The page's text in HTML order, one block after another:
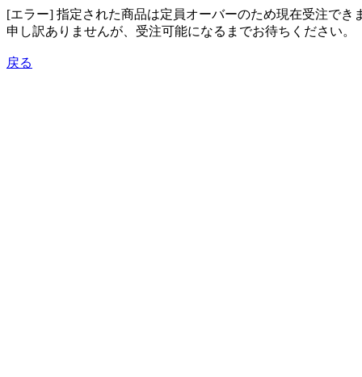
[エラー] 指定された商品は定員オーバーのため現在受注でき
申し訳ありませんが、受注可能になるまでお待ちください。
戻る